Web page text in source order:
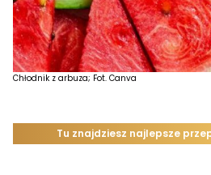
Chłodnik z arbuza; Fot. Canva